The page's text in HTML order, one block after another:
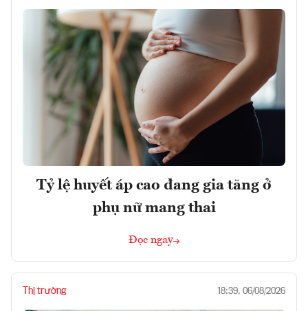
Tỷ lệ huyết áp cao đang gia tăng ở
phụ nữ mang thai
Đọc ngay
Thị trường 18:39, 06/08/2026